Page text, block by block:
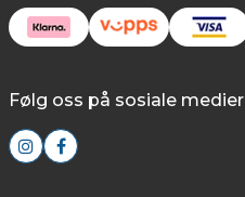
Følg oss på sosiale medier